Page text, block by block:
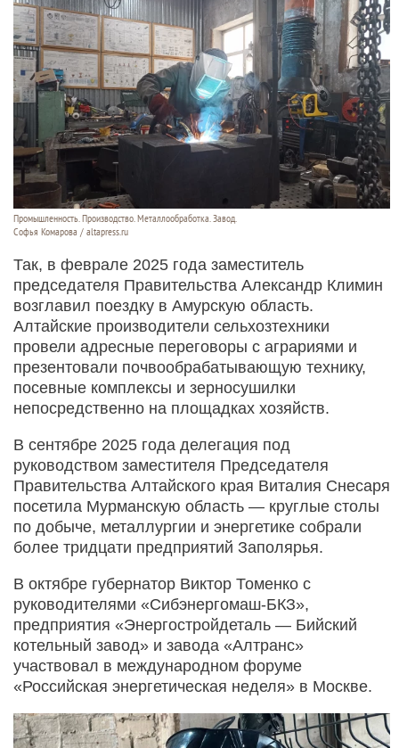
Промышленность. Производство. Металлообработка. Завод.
Софья Комарова / altapress.ru
Так, в феврале 2025 года заместитель
председателя Правительства Александр Климин
возглавил поездку в Амурскую область.
Алтайские производители сельхозтехники
провели адресные переговоры с аграриями и
презентовали почвообрабатывающую технику,
посевные комплексы и зерносушилки
непосредственно на площадках хозяйств.
В сентябре 2025 года делегация под
руководством заместителя Председателя
Правительства Алтайского края Виталия Снесаря
посетила Мурманскую область — круглые столы
по добыче, металлургии и энергетике собрали
более тридцати предприятий Заполярья.
В октябре губернатор Виктор Томенко с
руководителями «Сибэнергомаш-БКЗ»,
предприятия «Энергостройдеталь — Бийский
котельный завод» и завода «Алтранс»
участвовал в международном форуме
«Российская энергетическая неделя» в Москве.